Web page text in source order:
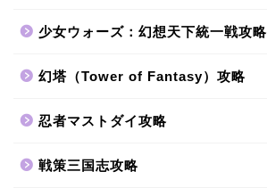
少女ウォーズ：幻想天下統一戦攻略
幻塔（Tower of Fantasy）攻略
忍者マストダイ攻略
戦策三国志攻略